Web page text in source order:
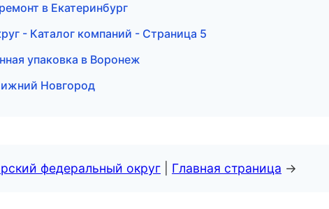
в Екатеринбург
- Каталог компаний - Страница 5
упаковка в Воронеж
Новгород
федеральный округ Главная страница →